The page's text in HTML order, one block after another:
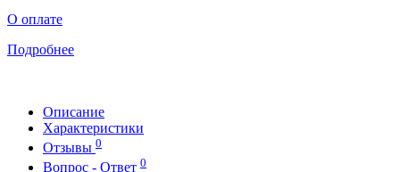
О оплате
Подробнее
Описание
Характеристики
Отзывы 0
Вопрос - Ответ 0